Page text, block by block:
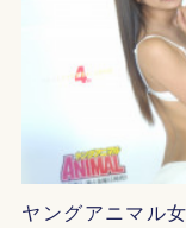
ヤングアニマル